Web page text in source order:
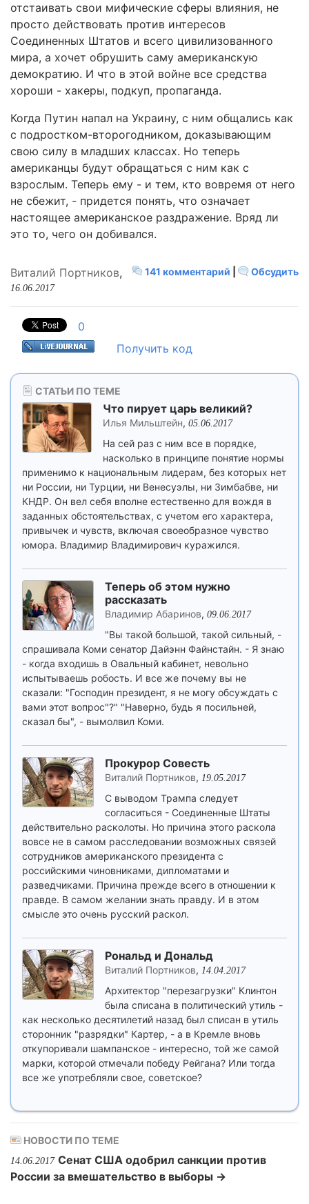
отстаивать свои мифические сферы влияния, не
просто действовать против интересов
Соединенных Штатов и всего цивилизованного
мира, а хочет обрушить саму американскую
демократию. И что в этой войне все средства
хороши - хакеры, подкуп, пропаганда.
Когда Путин напал на Украину, с ним общались как
с подростком-второгодником, доказывающим
свою силу в младших классах. Но теперь
американцы будут обращаться с ним как с
взрослым. Теперь ему - и тем, кто вовремя от него
не сбежит, - придется понять, что означает
настоящее американское раздражение. Вряд ли
это то, чего он добивался.
141 комментарий Обсудить
Виталий Портников,
16.06.2017
0
Получить код
СТАТЬИ ПО ТЕМЕ
Что пирует царь великий?
Илья Мильштейн, 05.06.2017
На сей раз с ним все в порядке,
насколько в принципе понятие нормы
применимо к национальным лидерам, без которых нет
ни России, ни Турции, ни Венесуэлы, ни Зимбабве, ни
КНДР. Он вел себя вполне естественно для вождя в
заданных обстоятельствах, с учетом его характера,
привычек и чувств, включая своеобразное чувство
юмора. Владимир Владимирович куражился.
Теперь об этом нужно
рассказать
Владимир Абаринов, 09.06.2017
"Вы такой большой, такой сильный, -
спрашивала Коми сенатор Дайэнн Файнстайн. - Я знаю
- когда входишь в Овальный кабинет, невольно
испытываешь робость. И все же почему вы не
сказали: "Господин президент, я не могу обсуждать с
вами этот вопрос"?" "Наверно, будь я посильней,
сказал бы", - вымолвил Коми.
Прокурор Совесть
Виталий Портников, 19.05.2017
С выводом Трампа следует
согласиться - Соединенные Штаты
действительно расколоты. Но причина этого раскола
вовсе не в самом расследовании возможных связей
сотрудников американского президента с
российскими чиновниками, дипломатами и
разведчиками. Причина прежде всего в отношении к
правде. В самом желании знать правду. И в этом
смысле это очень русский раскол.
Рональд и Дональд
Виталий Портников, 14.04.2017
Архитектор "перезагрузки" Клинтон
была списана в политический утиль -
как несколько десятилетий назад был списан в утиль
сторонник "разрядки" Картер, - а в Кремле вновь
откупоривали шампанское - интересно, той же самой
марки, которой отмечали победу Рейгана? Или тогда
все же употребляли свое, советское?
НОВОСТИ ПО ТЕМЕ
14.06.2017 Сенат США одобрил санкции против
России за вмешательство в выборы →